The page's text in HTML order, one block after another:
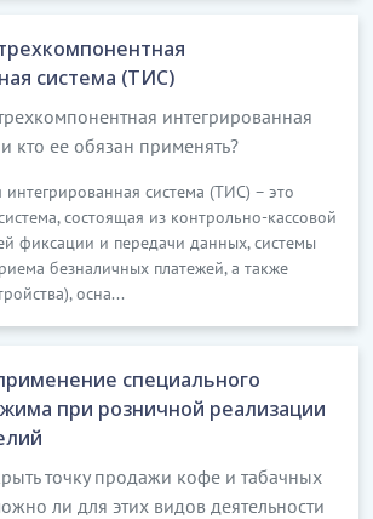
система (ТИС)
интегрированная
кто ее обязан применять?
система (ТИС) – это
состоящая из контрольно-кассовой
фиксации и передачи данных, системы
безналичных платежей, а также
осна...
специального
при розничной реализации
точку продажи кофе и табачных
ли для этих видов деятельности